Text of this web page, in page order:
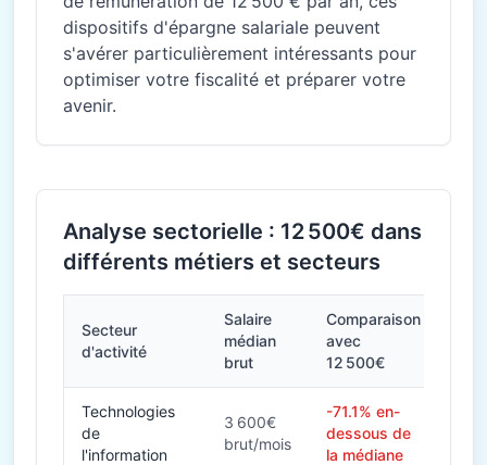
dispositifs d'épargne salariale peuvent
s'avérer particulièrement intéressants pour
optimiser votre fiscalité et préparer votre
avenir.
Analyse sectorielle : 12 500€ dans
différents métiers et secteurs
Secteur
d'activité
Salaire
médian
brut
Comparaison
avec
12 500€
Technologies
de
l'information
3 600€
brut/mois
-71.1% en-
dessous de
la médiane